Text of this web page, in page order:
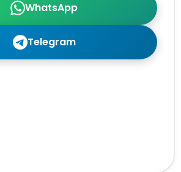
WhatsApp
Telegram